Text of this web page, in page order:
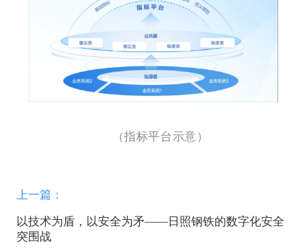
（指标平台示意）
上一篇：
以技术为盾，以安全为矛——日照钢铁的数字化安全
突围战